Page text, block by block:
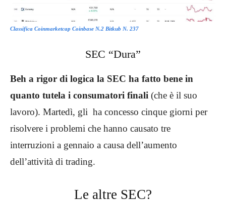
Classifica Coinmarketcap Coinbase N.2 Bitkub N. 237
SEC “Dura”
Beh a rigor di logica la SEC ha fatto bene in
quanto tutela i consumatori finali (che è il suo
lavoro). Martedì, gli ha concesso cinque giorni per
risolvere i problemi che hanno causato tre
interruzioni a gennaio a causa dell’aumento
dell’attività di trading.
Le altre SEC?